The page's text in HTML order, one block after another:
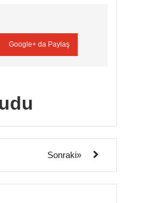
Google+ da Paylaş
Sonraki»